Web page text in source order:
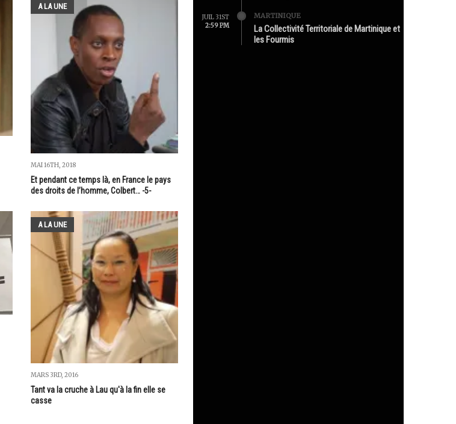
A LA UNE
MAI 16TH, 2018
Et pendant ce temps là, en France le pays
des droits de l’homme, Colbert… -5-
A LA UNE
MARS 3RD, 2016
Tant va la cruche à Lau qu'à la fin elle se
casse
JUIL 31ST
2:59 PM
MARTINIQUE
La Collectivité Territoriale de Martinique et
les Fourmis